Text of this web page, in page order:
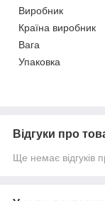
Виробник
Країна виробник
Вага
Упаковка
Відгуки про
Ще немає відгуків